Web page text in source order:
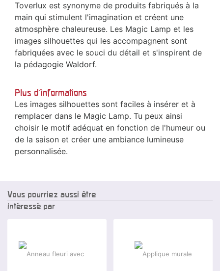
Toverlux est synonyme de produits fabriqués à la
main qui stimulent l'imagination et créent une
atmosphère chaleureuse. Les Magic Lamp et les
images silhouettes qui les accompagnent sont
fabriquées avec le souci du détail et s'inspirent de
la pédagogie Waldorf.
Plus d'informations
Les images silhouettes sont faciles à insérer et à
remplacer dans le Magic Lamp. Tu peux ainsi
choisir le motif adéquat en fonction de l'humeur ou
de la saison et créer une ambiance lumineuse
personnalisée.
Vous pourriez aussi être
intéressé par